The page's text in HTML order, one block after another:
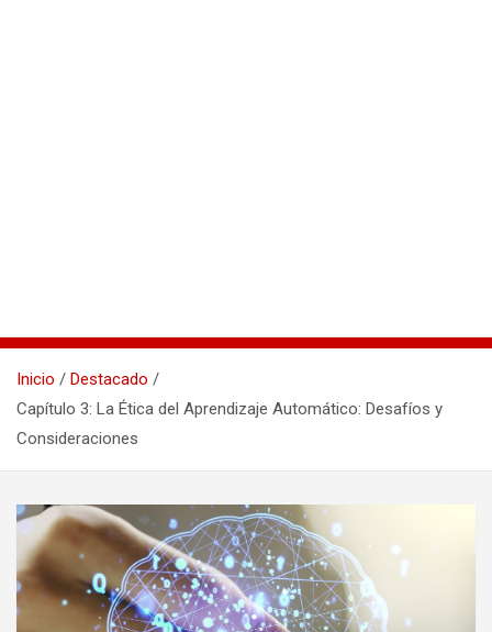
Inicio
Destacado
Capítulo 3: La Ética del Aprendizaje Automático: Desafíos y
Consideraciones